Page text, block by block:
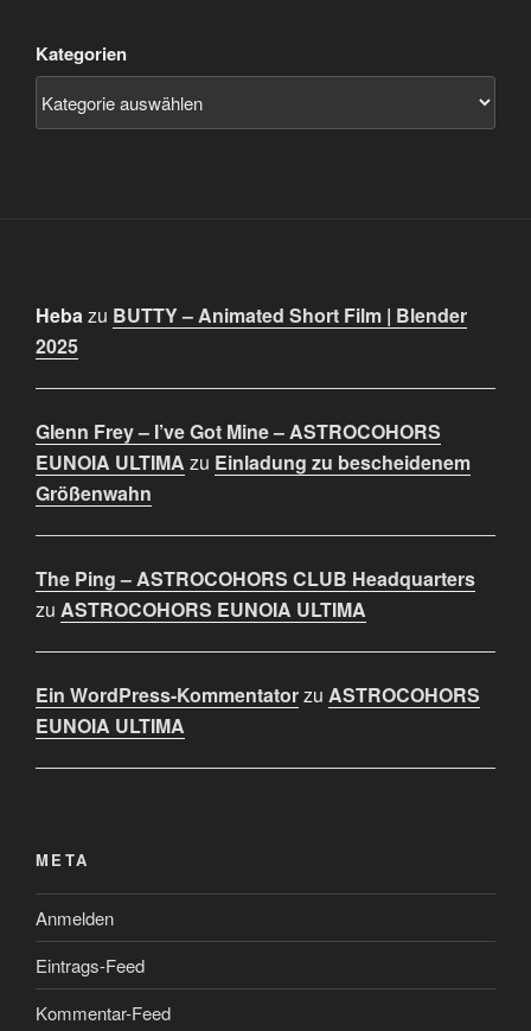
Kategorien
Hebazu BUTTY – Animated Short Film | Blender
2025
Glenn Frey – I’ve Got Mine – ASTROCOHORS
EUNOIA ULTIMA zu Einladung zu bescheidenem
Größenwahn
The Ping – ASTROCOHORS CLUB Headquarters
zu ASTROCOHORS EUNOIA ULTIMA
Ein WordPress-Kommentatorzu ASTROCOHORS
EUNOIA ULTIMA
META
Anmelden
Eintrags-Feed
Kommentar-Feed